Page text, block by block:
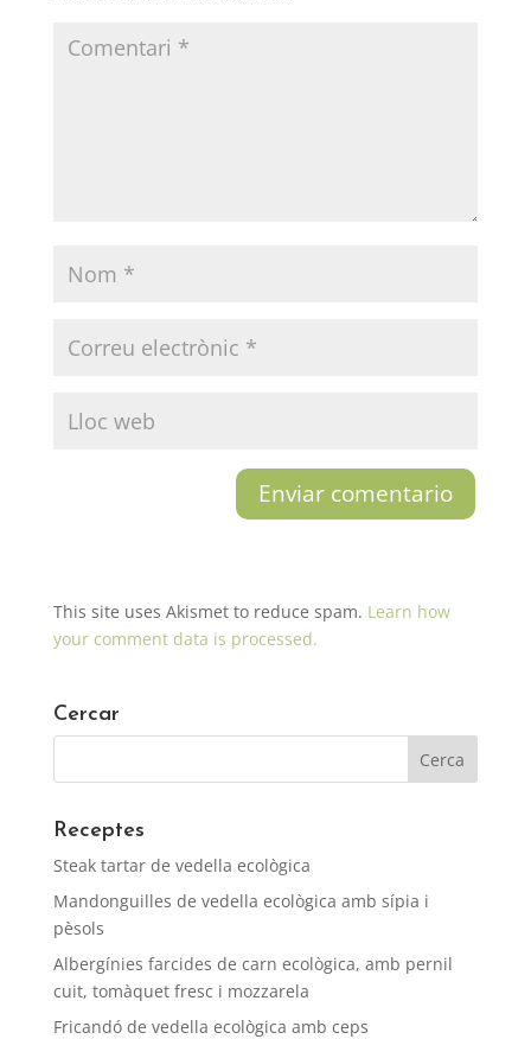
This site uses Akismet to reduce spam. Learn how
your comment data is processed.
Cercar
Receptes
Steak tartar de vedella ecològica
Mandonguilles de vedella ecològica amb sípia i
pèsols
Albergínies farcides de carn ecològica, amb pernil
cuit, tomàquet fresc i mozzarela
Fricandó de vedella ecològica amb ceps